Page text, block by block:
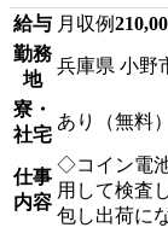
給与 月収例
勤務
地
兵庫県 小野
寮・
社宅
あり（無料）
仕事
内容
◇コイン電
用して検査
包し出荷に